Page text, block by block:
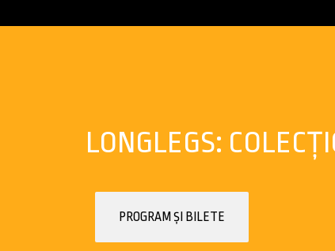
LONGLEGS:
PROGRAM ȘI BILETE